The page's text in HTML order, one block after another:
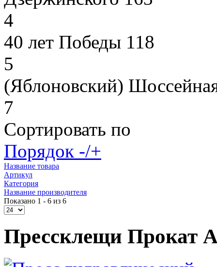
4
40 лет Победы 118
5
(Яблоновский)
7
Сортировать по
Порядок -/+
Название товара
Артикул
Категория
Название производителя
Показано 1 - 6 из 6
Прессклещи Прокат